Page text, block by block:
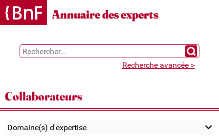
Gestion des cookies
Annuaire des experts
Chercher
Recherche avancée >
Collaborateurs
Domaine(s) d'expertise